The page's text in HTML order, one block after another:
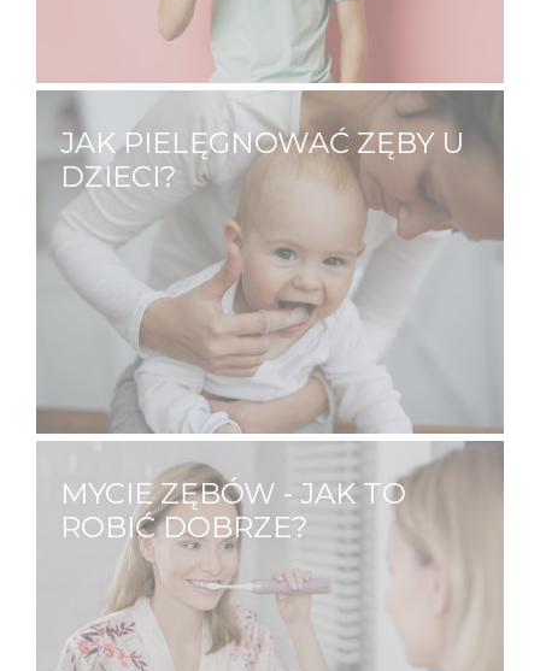
które przebarwiają się wraz…
JAK PIELĘGNOWAĆ ZĘBY U
DZIECI?
O zdrowie zębów swojego dziecka
powinieneś dbać już od jego narodzin.
Dlaczego? Jama ustna niemowląt ma sporo
dziąsłowych fałdów i zachyłków, gdzie może
zalegać pokarm, który jest przyczyną
stanów zapalnych oraz pleśniawek.…
MYCIE ZĘBÓW - JAK TO
ROBIĆ DOBRZE?
Mycie zębów to czynność którą
wykonujemy kilka razy dziennie. Z pozoru
jest to prosta czynność, nie zawsze jednak
robimy to dobrze. Prawidłowe mycie zębów